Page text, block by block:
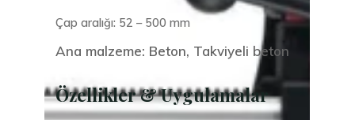
Çap aralığı: 52 – 500 mm
Ana malzeme: Beton, Takviyeli beton
Özellikler & Uygulamalar